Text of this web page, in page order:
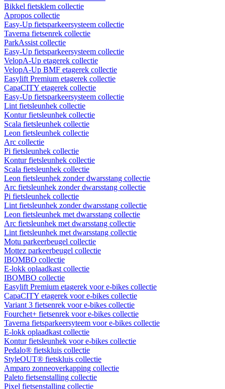
Bikkel fietsklem collectie
Apropos collectie
Easy-Up fietsparkeersysteem collectie
Taverna fietsenrek collectie
ParkAssist collectie
Easy-Up fietsparkeersysteem collectie
VelopA-Up etagerek collectie
VelopA-Up BMF etagerek collectie
Easylift Premium etagerek collectie
CapaCITY etagerek collectie
Easy-Up fietsparkeersysteem collectie
Lint fietsleunhek collectie
Kontur fietsleunhek collectie
Scala fietsleunhek collectie
Leon fietsleunhek collectie
Arc collectie
Pi fietsleunhek collectie
Kontur fietsleunhek collectie
Scala fietsleunhek collectie
Leon fietsleunhek zonder dwarsstang collectie
Arc fietsleunhek zonder dwarsstang collectie
Pi fietsleunhek collectie
Lint fietsleunhek zonder dwarsstang collectie
Leon fietsleunhek met dwarsstang collectie
Arc fietsleunhek met dwarsstang collectie
Lint fietsleunhek met dwarsstang collectie
Motu parkeerbeugel collectie
Mottez parkeerbeugel collectie
IBOMBO collectie
E-lokk oplaadkast collectie
IBOMBO collectie
Easylift Premium etagerek voor e-bikes collectie
CapaCITY etagerek voor e-bikes collectie
Variant 3 fietsenrek voor e-bikes collectie
Fourchet+ fietsenrek voor e-bikes collectie
Taverna fietsparkeersyteem voor e-bikes collectie
E-lokk oplaadkast collectie
Kontur fietsleunhek voor e-bikes collectie
Pedalo® fietskluis collectie
StyleOUT® fietskluis collectie
Amparo zonneoverkapping collectie
Paleto fietsenstalling collectie
Pixel fietsenstalling collectie